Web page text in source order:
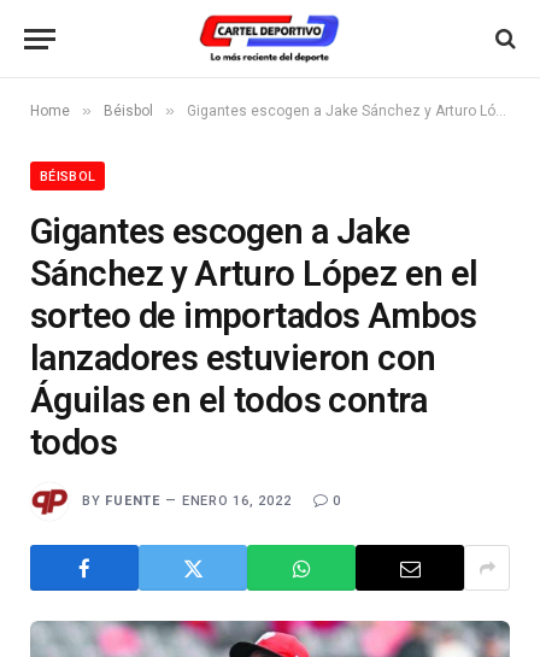
Home » Béisbol » Gigantes escogen a Jake Sánchez y Arturo López en el sorteo de importados Ambos lanzadores estuvieron con Águilas en el todos contra todos
BÉISBOL
Gigantes escogen a Jake
Sánchez y Arturo López en el
sorteo de importados Ambos
lanzadores estuvieron con
Águilas en el todos contra
todos
BY FUENTE ENERO 16, 2022 0